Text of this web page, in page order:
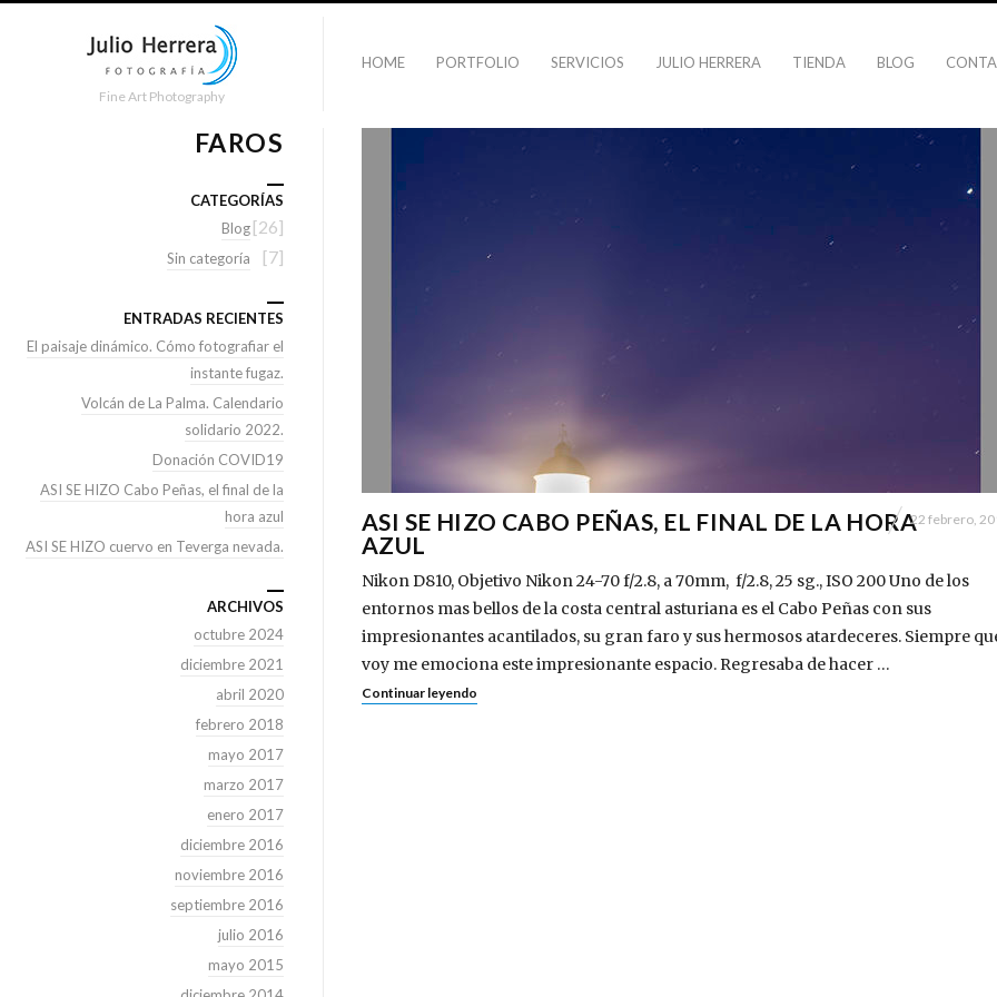
Fine Art Photography
HOME PORTFOLIO SERVICIOS JULIO HERRERA TIENDA BLOG
ASI SE HIZO CABO PEÑAS, EL FINAL DE LA HORA
AZUL
22 febrero,
Nikon D810, Objetivo Nikon 24-70 f/2.8, a 70mm, f/2.8, 25 sg., ISO 200 Uno de los
entornos mas bellos de la costa central asturiana es el Cabo Peñas con sus
impresionantes acantilados, su gran faro y sus hermosos atardeceres. Siempre
voy me emociona este impresionante espacio. Regresaba de hacer …
Continuar leyendo
FAROS
CATEGORÍAS
Blog[26]
Sin categoría [7]
ENTRADAS RECIENTES
El paisaje dinámico. Cómo fotografiar el
instante fugaz.
Volcán de La Palma. Calendario
solidario 2022.
Donación COVID19
ASI SE HIZO Cabo Peñas, el final de la
hora azul
ASI SE HIZO cuervo en Teverga nevada.
ARCHIVOS
octubre 2024
diciembre 2021
abril 2020
febrero 2018
mayo 2017
marzo 2017
enero 2017
diciembre 2016
noviembre 2016
septiembre 2016
julio 2016
mayo 2015